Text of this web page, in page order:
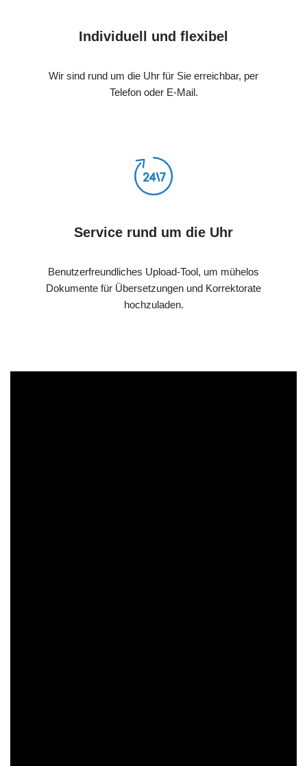
Individuell und flexibel
Wir sind rund um die Uhr für Sie erreichbar, per
Telefon oder E-Mail.
Service rund um die Uhr
Benutzerfreundliches Upload-Tool, um mühelos
Dokumente für Übersetzungen und Korrektorate
hochzuladen.